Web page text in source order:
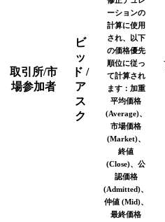
取引所/市
場参加者
ビ
ッ
ド /
ア
ス
ク
ーションの
計算に使用
され、以下
の価格優先
順位に従っ
て計算され
ます：加重
平均価格
(Average)、
市場価格
(Market)、
終値
(Close)、公
認価格
(Admitted)、
仲値 (Mid)、
最終価格